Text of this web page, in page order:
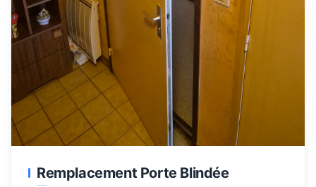
Remplacement Porte Blindée